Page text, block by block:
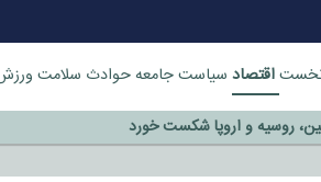
اقتصاد سیاستجامعهحوادث سلامت
روسیه و اروپا شکست خورد